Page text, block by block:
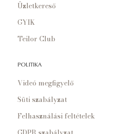
Üzletkereső
GYIK
Teilor Club
POLITIKA
Videó megfigyelő
Süti szabályzat
Felhasználási feltételek